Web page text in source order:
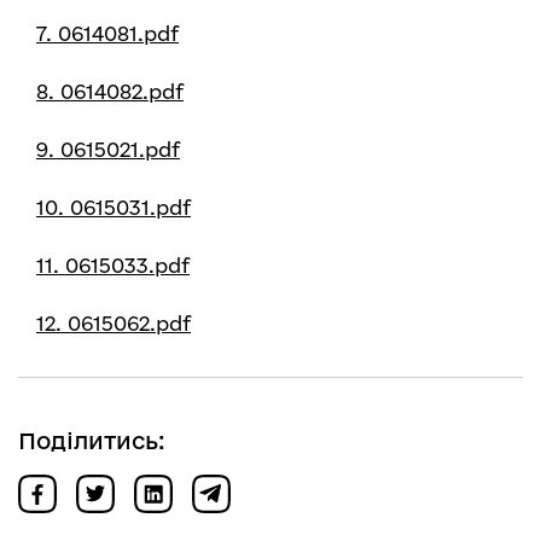
7. 0614081.pdf
8. 0614082.pdf
9. 0615021.pdf
10. 0615031.pdf
11. 0615033.pdf
12. 0615062.pdf
Поділитись: